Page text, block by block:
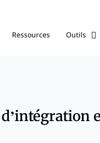
Ressources Outils